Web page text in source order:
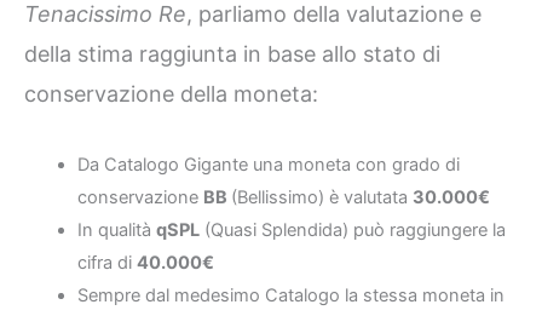
Tenacissimo Re, parliamo della valutazione e
della stima raggiunta in base allo stato di
conservazione della moneta:
Da Catalogo Gigante una moneta con grado di
conservazione BB (Bellissimo) è valutata 30.000€
In qualità qSPL(Quasi Splendida) può raggiungere la
cifra di 40.000€
Sempre dal medesimo Catalogo la stessa moneta in